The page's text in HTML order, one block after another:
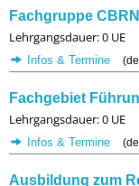
Fachgruppe
Lehrgangsdauer: 0 UE
Infos & Termine
Fachgebiet
Lehrgangsdauer: 0 UE
Infos & Termine
Ausbildung zum